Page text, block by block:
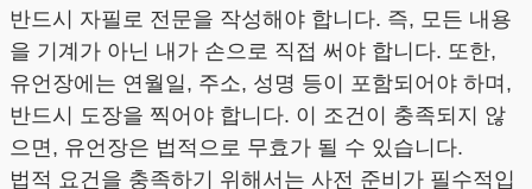
반드시 자필로 전문을 작성해야 합니다. 즉, 모든 내용
을 기계가 아닌 내가 손으로 직접 써야 합니다. 또한,
유언장에는 연월일, 주소, 성명 등이 포함되어야 하며,
반드시 도장을 찍어야 합니다. 이 조건이 충족되지 않
으면, 유언장은 법적으로 무효가 될 수 있습니다.
법적 요건을 충족하기 위해서는 사전 준비가 필수적입